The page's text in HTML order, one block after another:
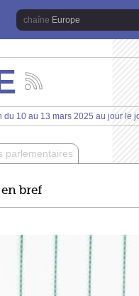
Europe
les
actualités
de
chaîne
Europe
du 10 au 13 mars 2025 au jour le
parlementaires
bref